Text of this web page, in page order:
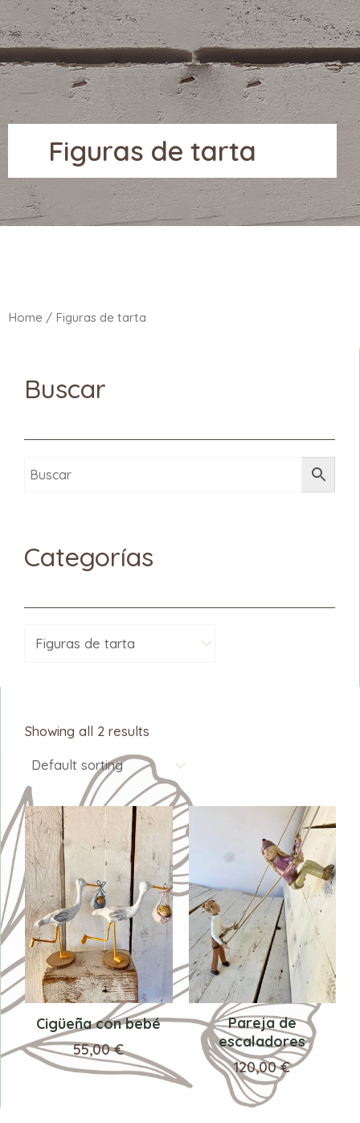
Figuras de tarta
Home / Figuras de tarta
Buscar
Categorías
Showing all 2 results
Cigüeña con bebé
55,00€
Pareja de
escaladores
120,00€